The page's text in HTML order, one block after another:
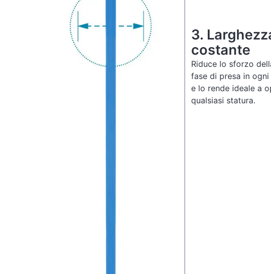
3.
costante
Riduce lo sforzo
fase di presa in
e lo rende ideale a
qualsiasi statura.